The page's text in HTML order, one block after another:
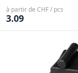
à partir de CHF / pcs
3.09